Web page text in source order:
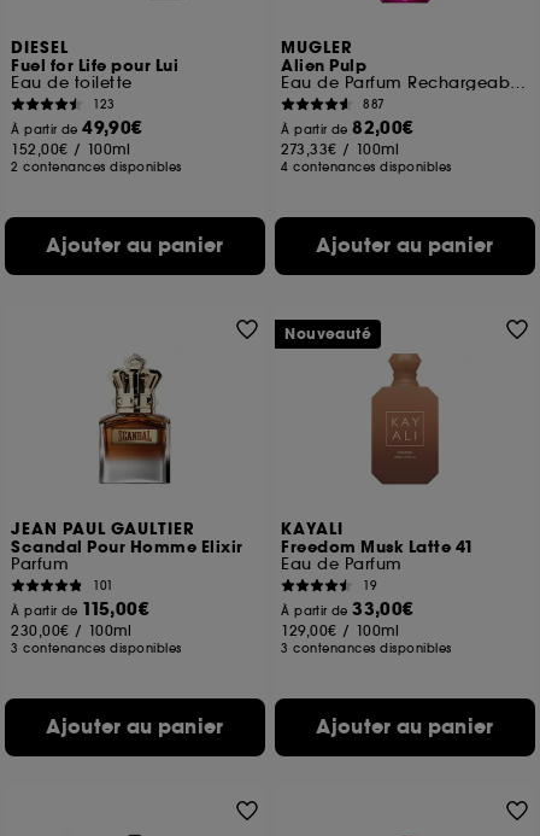
DIESEL
Fuel for Life pour Lui
Eau de toilette
123
À partir de49,90€
152,00€ / 100ml
2 contenances disponibles
Ajouter au panier
MUGLER
Alien Pulp
Eau de Parfum Rechargeable Pour Femme Florale Fruitée Musquée
887
À partir de82,00€
273,33€ / 100ml
4 contenances disponibles
Ajouter au panier
JEAN PAUL GAULTIER
Scandal Pour Homme Elixir
Parfum
101
À partir de 115,00€
230,00€ / 100ml
3 contenances disponibles
Ajouter au panier
KAYALI
Freedom Musk Latte 41
Eau de Parfum
19
À partir de33,00€
129,00€ / 100ml
3 contenances disponibles
Ajouter au panier
Nouveauté